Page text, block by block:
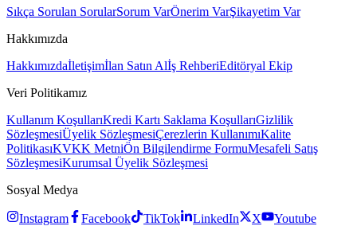
Sıkça Sorulan SorularSorum VarÖnerim VarŞikayetim Var
Hakkımızda
Hakkımızdaİletişimİlan Satın Alİş RehberiEditöryal Ekip
Veri Politikamız
Kullanım KoşullarıKredi Kartı Saklama KoşullarıGizlilik
SözleşmesiÜyelik SözleşmesiÇerezlerin KullanımıKalite
PolitikasıKVKK MetniÖn Bilgilendirme FormuMesafeli Satış
SözleşmesiKurumsal Üyelik Sözleşmesi
Sosyal Medya
Instagram Facebook TikTok LinkedIn X
Youtube